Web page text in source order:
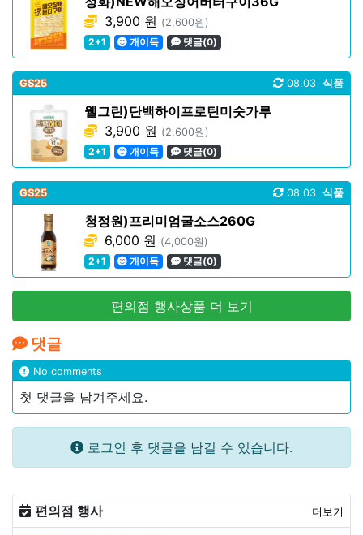
3,900 원 (2,600원)
2+1
개이득 댓글(0)
GS25 식품
08.03
웰그린)단백하이프로틴미숫가루
3,900 원 (2,600원)
2+1
개이득 댓글(0)
GS25 식품
08.03
청정원)프리미엄굴소스260G
6,000 원 (4,000원)
2+1
개이득 댓글(0)
편의점 행사상품 더 보기
댓글
No comments
첫 댓글을 남겨주세요.
로그인 후 댓글을 남길 수 있습니다.
편의점 행사 더보기